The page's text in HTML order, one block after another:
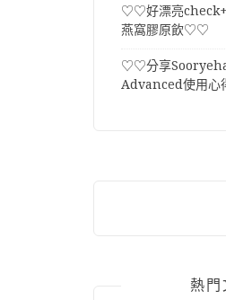
♡♡好漂亮check+
燕窩膠原飲♡♡
♡♡分享
Advanced使用
熱門